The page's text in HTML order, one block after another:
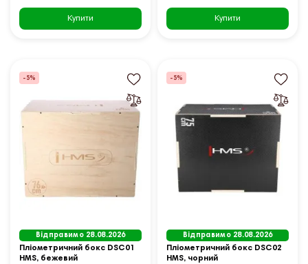
Купити Купити
-5%
Відправимо 28.08.2026
Пліометричний бокс DSC01
HMS, бежевий
-5%
Відправимо 28.08.2026
Пліометричний бокс DSC02
HMS, чорний